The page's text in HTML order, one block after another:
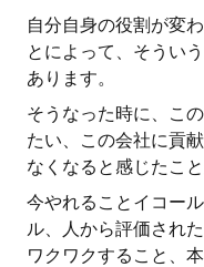
自分自身の役割が変
とによって、そうい
あります。
そうなった時に、こ
たい、この会社に貢
なくなると感じたこ
今やれることイコー
ル、人から評価され
ワクワクすること、